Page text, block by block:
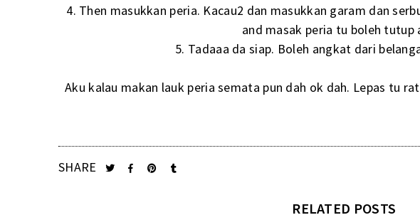
4. Then masukkan peria. Kacau2 dan masukkan garam dan
and masak peria tu boleh tutup
5. Tadaaa da siap. Boleh angkat dari
Aku kalau makan lauk peria semata pun dah ok dah. Lepas tu
SHARE
RELATED POSTS